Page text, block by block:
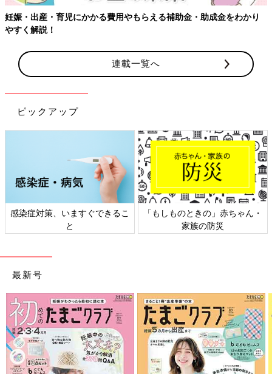
妊娠・出産・育児にかかる費用やもらえる補助金・助成金をわかり
やすく解説！
連載一覧へ
ピックアップ
感染症対策、いますぐできるこ
と
「もしものときの」赤ちゃん・
家族の防災
最新号